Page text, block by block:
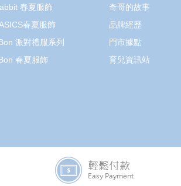
春夏服飾
春夏服飾
派對禮服系列
春夏服飾
奇哥的故事
品牌經歷
門市據點
育兒資訊站